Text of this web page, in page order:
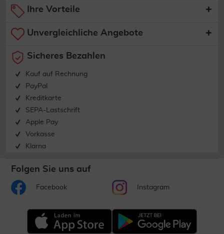
Ihre Vorteile
Unvergleichliche Angebote
Sicheres Bezahlen
Kauf auf Rechnung
PayPal
Kreditkarte
SEPA-Lastschrift
Apple Pay
Vorkasse
Klarna
Folgen Sie uns auf
Facebook Instagram